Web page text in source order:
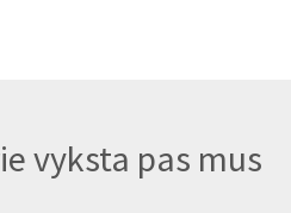
vyksta pas mus